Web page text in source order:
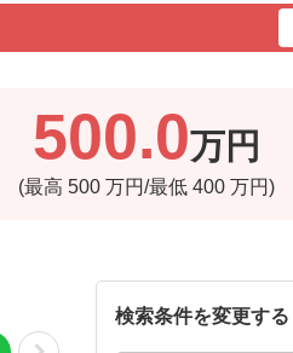
500.0万円
(最高 500 万円/最低 400 万円)
検索条件を変更する